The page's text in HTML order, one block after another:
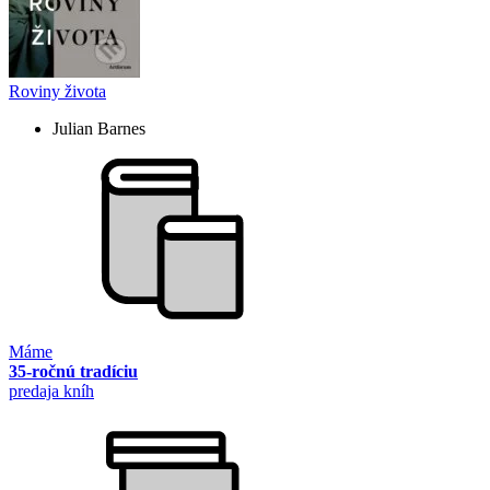
Roviny života
Julian Barnes
Máme
35-ročnú tradíciu
predaja kníh